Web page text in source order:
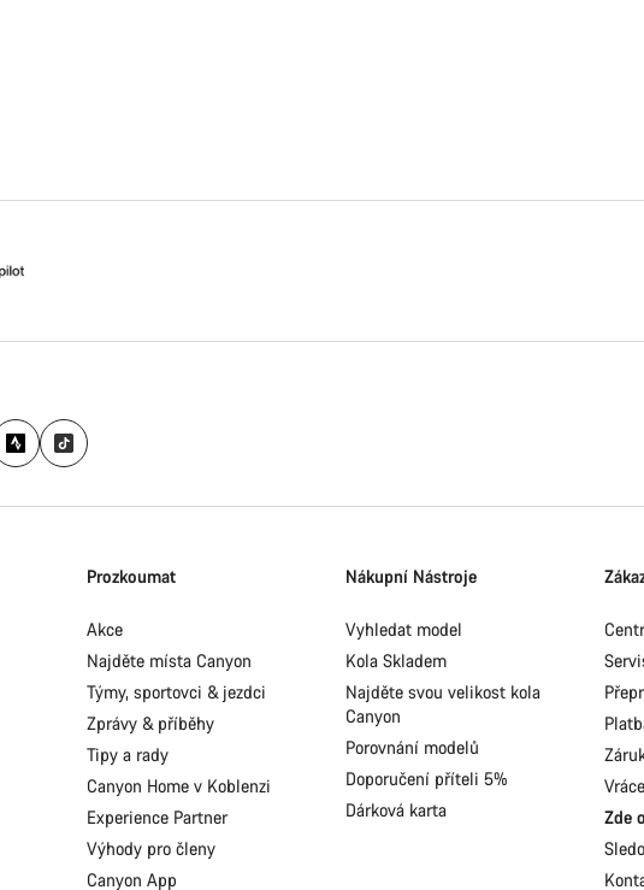
Prozkoumat
Akce
Najděte místa Canyon
Týmy, sportovci & jezdci
Zprávy & příběhy
Tipy a rady
Canyon Home v Koblenzi
Experience Partner
Výhody pro členy
Canyon App
Nákupní Nástroje
Vyhledat model
Kola Skladem
Najděte svou velikost kola
Canyon
Porovnání modelů
Doporučení příteli 5%
Dárková karta
Zde